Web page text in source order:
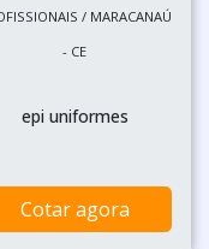
/ MARACANAÚ
- CE
epi uniformes
Cotar agora